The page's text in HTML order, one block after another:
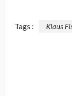
Tags : Klaus